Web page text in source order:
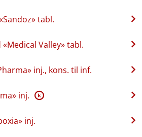
tabl.
Valley» tabl.
inj., kons. til inf.
inj. K
inj.